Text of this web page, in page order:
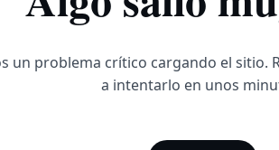
un problema crítico cargando el sitio.
a intentarlo en unos